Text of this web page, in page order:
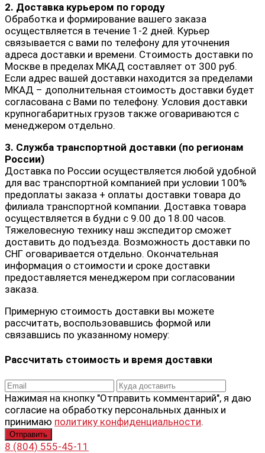
2. Доставка курьером по городу
Обработка и формирование вашего заказа
осуществляется в течение 1-2 дней. Курьер
связывается с вами по телефону для уточнения
адреса доставки и времени. Стоимость доставки по
Москве в пределах МКАД составляет от 300 руб.
Если адрес вашей доставки находится за пределами
МКАД – дополнительная стоимость доставки будет
согласована с Вами по телефону. Условия доставки
крупногабаритных грузов также оговариваются с
менеджером отдельно.
3. Служба транспортной доставки (по регионам
России)
Доставка по России осуществляется любой удобной
для вас транспортной компанией при условии 100%
предоплаты заказа + оплаты доставки товара до
филиала транспортной компании. Доставка товара
осуществляется в будни с 9.00 до 18.00 часов.
Тяжеловесную технику наш экспедитор сможет
доставить до подъезда. Возможность доставки по
СНГ оговаривается отдельно. Окончательная
информация о стоимости и сроке доставки
предоставляется менеджером при согласовании
заказа.
Примерную стоимость доставки вы можете
рассчитать, воспользовавшись формой или
связавшись по указанному номеру:
Рассчитать стоимость и время доставки
Нажимая на кнопку "Отправить комментарий", я даю
согласие на обработку персональных данных и
принимаю политику конфиденциальности.
8 (804) 555-45-11